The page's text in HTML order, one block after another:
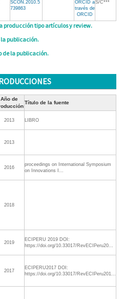
SCON.2010.5
739863
ORCID a
través de
ORCID
S/C***
producción tipo artículos y review.
publicación.
de la publicación.
Año de
Título de la fuente
2013 LIBRO
2013
2016
proceedings on International Symposium
on Innovations I...
2018
2019
ECIPERU 2019 DOI:
https://doi.org/10.33017/RevECIPeru20...
2017
ECIPERU2017 DOI:
https://doi.org/10.33017/RevECIPeru201...